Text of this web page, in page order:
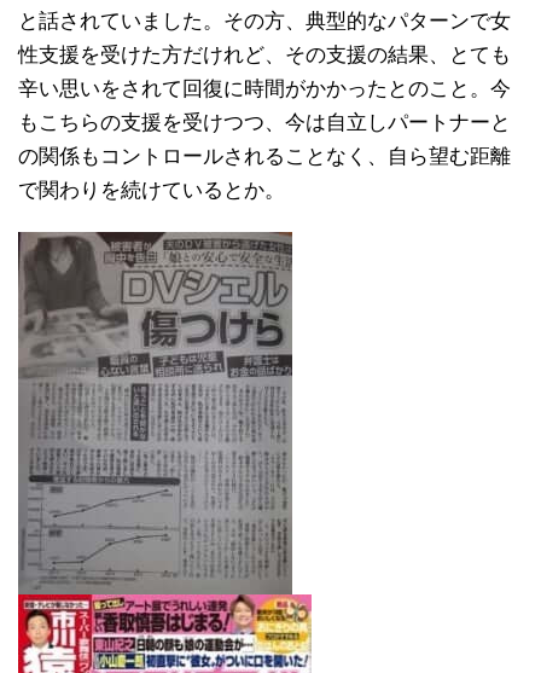
と話されていました。その方、典型的なパターンで女
性支援を受けた方だけれど、その支援の結果、とても
辛い思いをされて回復に時間がかかったとのこと。今
もこちらの支援を受けつつ、今は自立しパートナーと
の関係もコントロールされることなく、自ら望む距離
で関わりを続けているとか。